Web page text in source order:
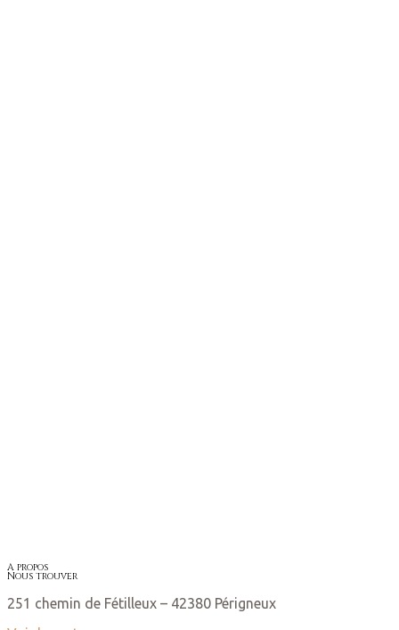
A propos
Nous trouver
251 chemin de Fétilleux – 42380 Périgneux